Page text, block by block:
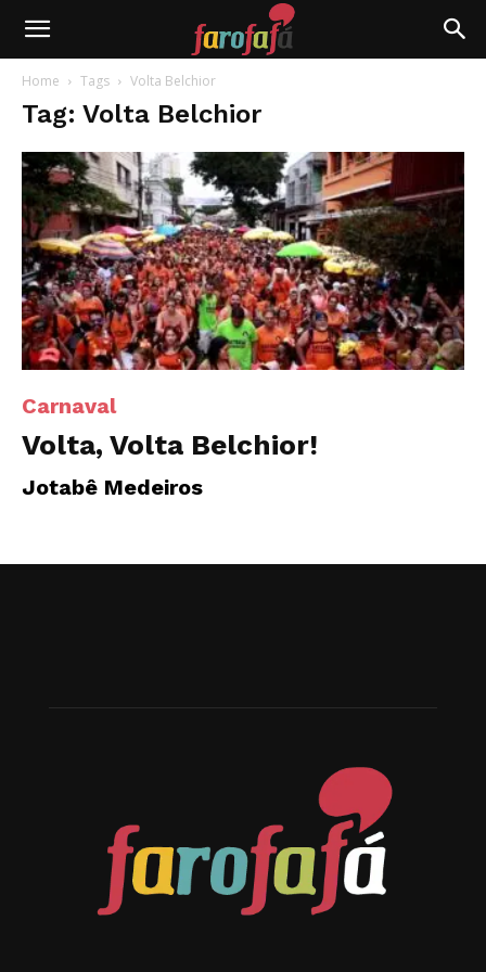
Farofafá
Home Tags Volta Belchior
Tag: Volta Belchior
Carnaval
Volta, Volta Belchior!
Jotabê Medeiros